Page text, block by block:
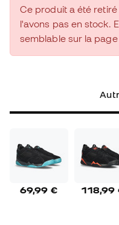
Ce produit a été
l'avons pas en stock.
semblable sur la
69,99 € 118,99